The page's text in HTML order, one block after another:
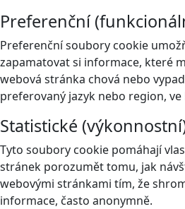
Preferenční
Preferenční soubory cookie
zapamatovat si informace, které
webová stránka chová nebo
preferovaný jazyk nebo region,
Statistické
Tyto soubory cookie pomáhají
stránek porozumět tomu, jak
webovými stránkami tím, že
informace, často anonymně.